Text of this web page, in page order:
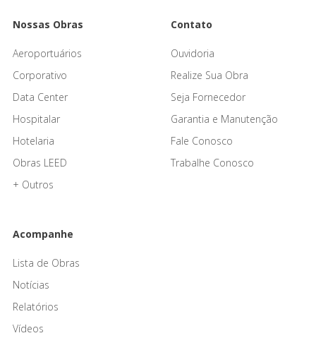
Nossas Obras
Aeroportuários
Corporativo
Data Center
Hospitalar
Hotelaria
Obras LEED
+ Outros
Contato
Ouvidoria
Realize Sua Obra
Seja Fornecedor
Garantia e Manutenção
Fale Conosco
Trabalhe Conosco
Acompanhe
Lista de Obras
Notícias
Relatórios
Vídeos